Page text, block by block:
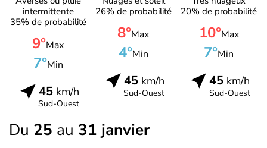
intermittente
35% de probabilité
9°Max
7°Min
45km/h
Sud-Ouest
26% de probabilité
8°Max
4°Min
45km/h
Sud-Ouest
20% de probabilité
10°Max
7°Min
45 km/h
Sud-Ouest
Du 25 au 31 janvier